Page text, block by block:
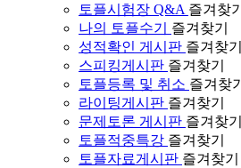
토플시험장 Q&A 즐겨찾기
나의 토플수기
즐겨찾기
성적확인 게시판 즐겨찾기
스피킹게시판 즐겨찾기
토플등록 및 취소 즐겨찾기
라이팅게시판 즐겨찾기
문제토론 게시판 즐겨찾기
토플적중특강 즐겨찾기
토플자료게시판 즐겨찾기